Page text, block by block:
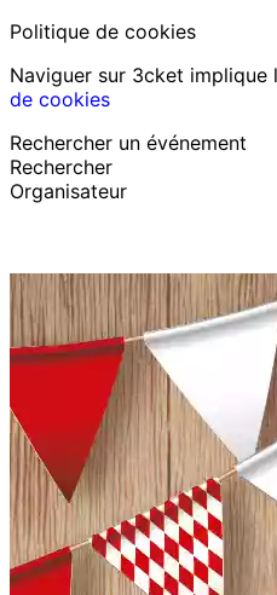
Politique de cookies
Naviguer sur 3cket
de cookies
Rechercher un événement
Rechercher
Organisateur
Français
Assistance au participant
Login